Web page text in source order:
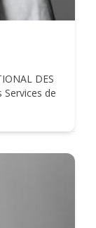
DES
Services de